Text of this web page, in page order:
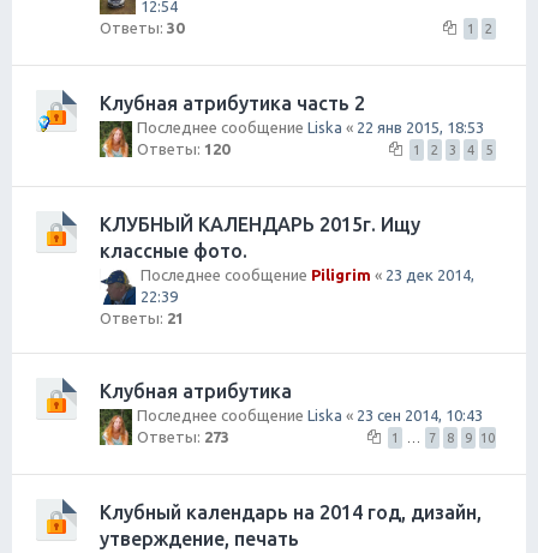
12:54
Ответы: 30 1 2
Клубная атрибутика часть 2
Последнее сообщение Liska « 22 янв 2015, 18:53
Ответы: 120 1 2 3 4 5
КЛУБНЫЙ КАЛЕНДАРЬ 2015г. Ищу
классные фото.
Последнее сообщение Piligrim « 23 дек 2014,
22:39
Ответы: 21
Клубная атрибутика
Последнее сообщение Liska « 23 сен 2014, 10:43
Ответы: 273 1 7 8 9 10
Клубный календарь на 2014 год, дизайн,
утверждение, печать